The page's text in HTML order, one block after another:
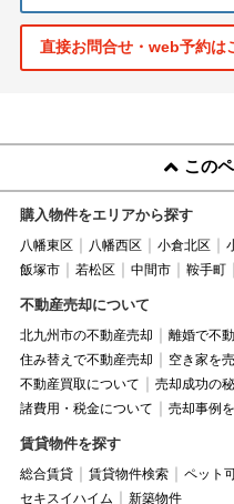
直接お問合せ・web予約は
この
購入物件をエリアから探す
八幡東区 八幡西区 小倉北区
飯塚市
若松区 中間市 鞍手町
不動産売却について
北九州市の不動産売却 離婚で不
住み替えで不動産売却
空き家を
不動産買取について
売却成功の
諸費用・税金について
売却事例
賃貸物件を探す
総合賃貸 賃貸物件検索 ペット
セキスイハイム
新築物件